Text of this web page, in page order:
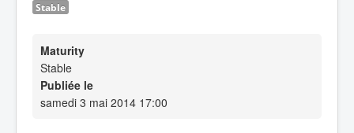
Stable
Maturity
Stable
Publiée le
samedi 3 mai 2014 17:00